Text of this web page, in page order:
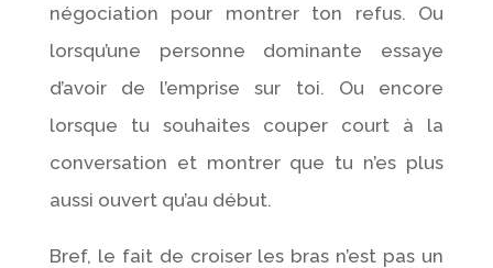
négociation pour montrer ton refus. Ou
lorsqu’une personne dominante essaye
d’avoir de l’emprise sur toi. Ou encore
lorsque tu souhaites couper court à la
conversation et montrer que tu n’es plus
aussi ouvert qu’au début.
Bref, le fait de croiser les bras n’est pas un